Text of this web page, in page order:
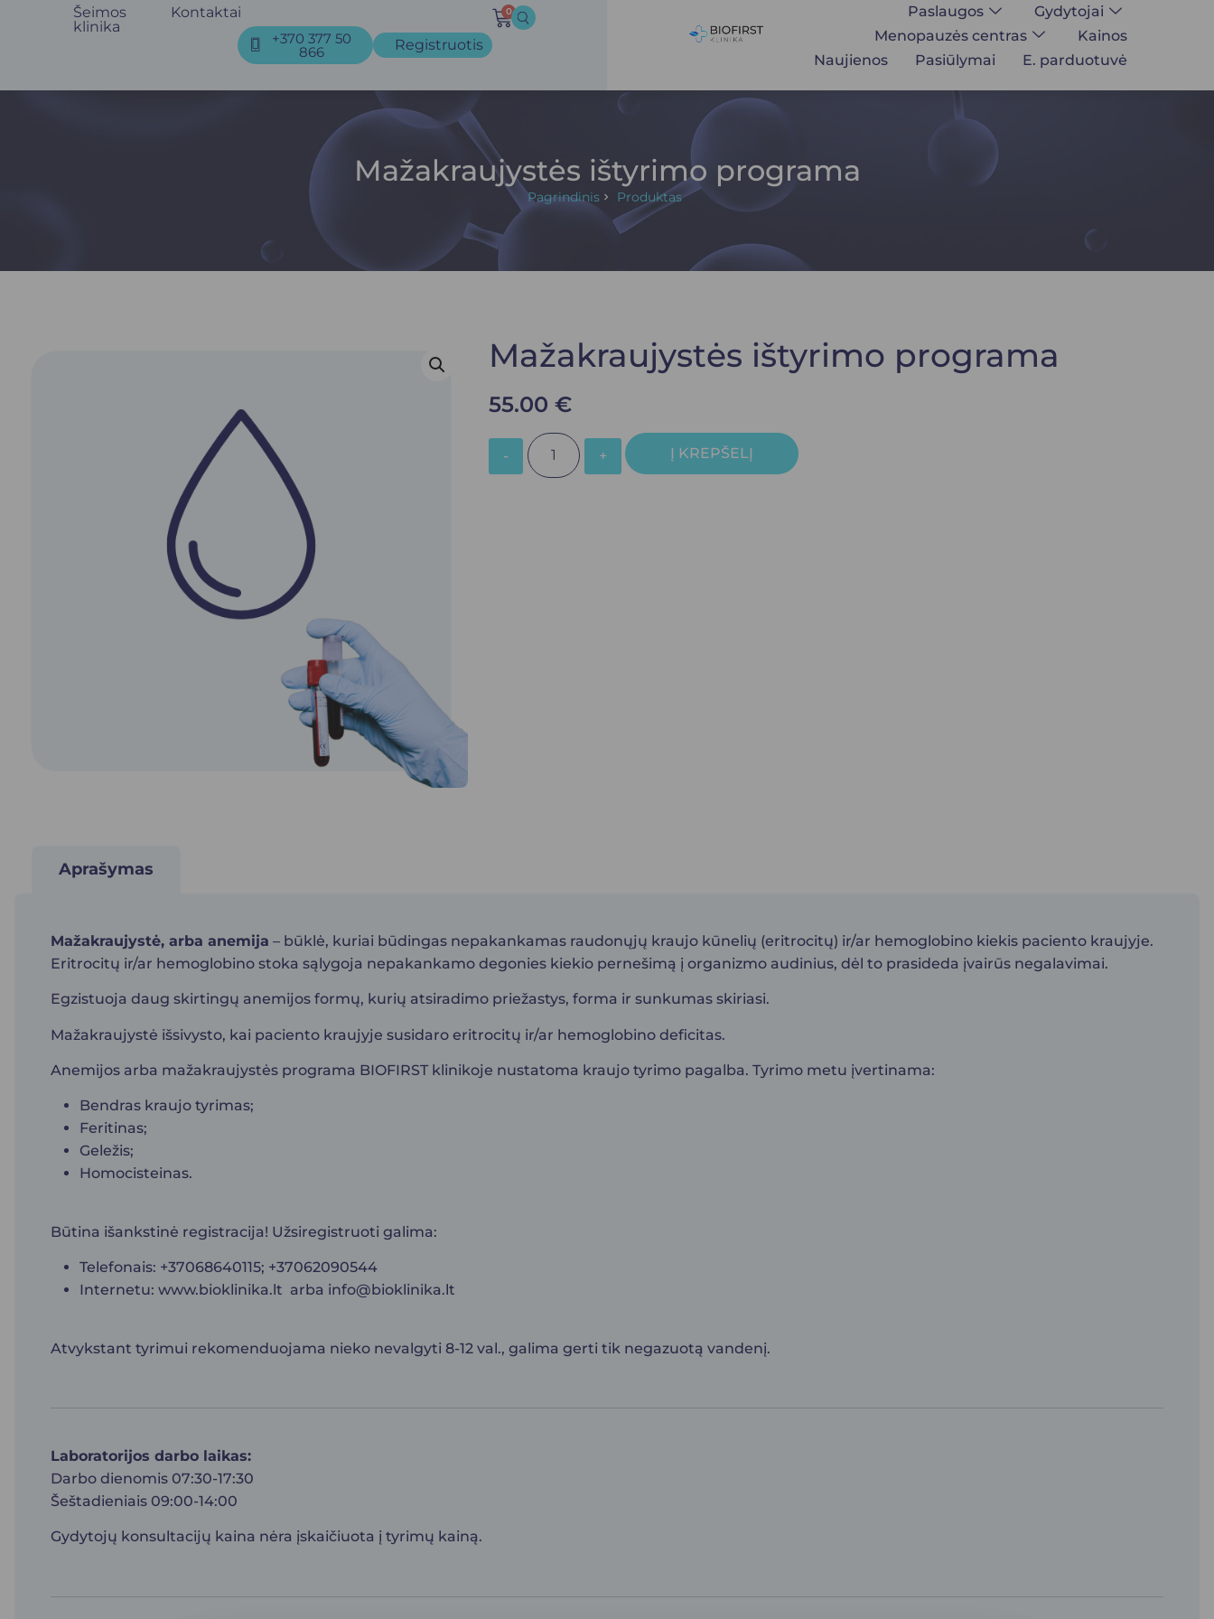
Šeimos
klinika
Kontaktai
+370 377 50
866 Registruotis
0 Paslaugos
Gydytojai
Menopauzės centras
Kainos
Naujienos
Pasiūlymai E. parduotuvė
Mažakraujystės ištyrimo programa
Pagrindinis Produktas
Mažakraujystės ištyrimo programa
55.00 €
Į KREPŠELĮ
Aprašymas
Mažakraujystė, arba anemija – būklė, kuriai būdingas nepakankamas raudonųjų kraujo kūnelių (eritrocitų) ir/ar hemoglobino kiekis paciento kraujyje.
Eritrocitų ir/ar hemoglobino stoka sąlygoja nepakankamo degonies kiekio pernešimą į organizmo audinius, dėl to prasideda įvairūs negalavimai.
Egzistuoja daug skirtingų anemijos formų, kurių atsiradimo priežastys, forma ir sunkumas skiriasi.
Mažakraujystė išsivysto, kai paciento kraujyje susidaro eritrocitų ir/ar hemoglobino deficitas.
Anemijos arba mažakraujystės programa BIOFIRST klinikoje nustatoma kraujo tyrimo pagalba. Tyrimo metu įvertinama:
Bendras kraujo tyrimas;
Feritinas;
Geležis;
Homocisteinas.
Būtina išankstinė registracija! Užsiregistruoti galima:
Telefonais: +37068640115; +37062090544
Internetu: www.bioklinika.lt arba info@bioklinika.lt
Atvykstant tyrimui rekomenduojama nieko nevalgyti 8-12 val., galima gerti tik negazuotą vandenį.
Laboratorijos darbo laikas:
Darbo dienomis 07:30-17:30
Šeštadieniais 09:00-14:00
Gydytojų konsultacijų kaina nėra įskaičiuota į tyrimų kainą.